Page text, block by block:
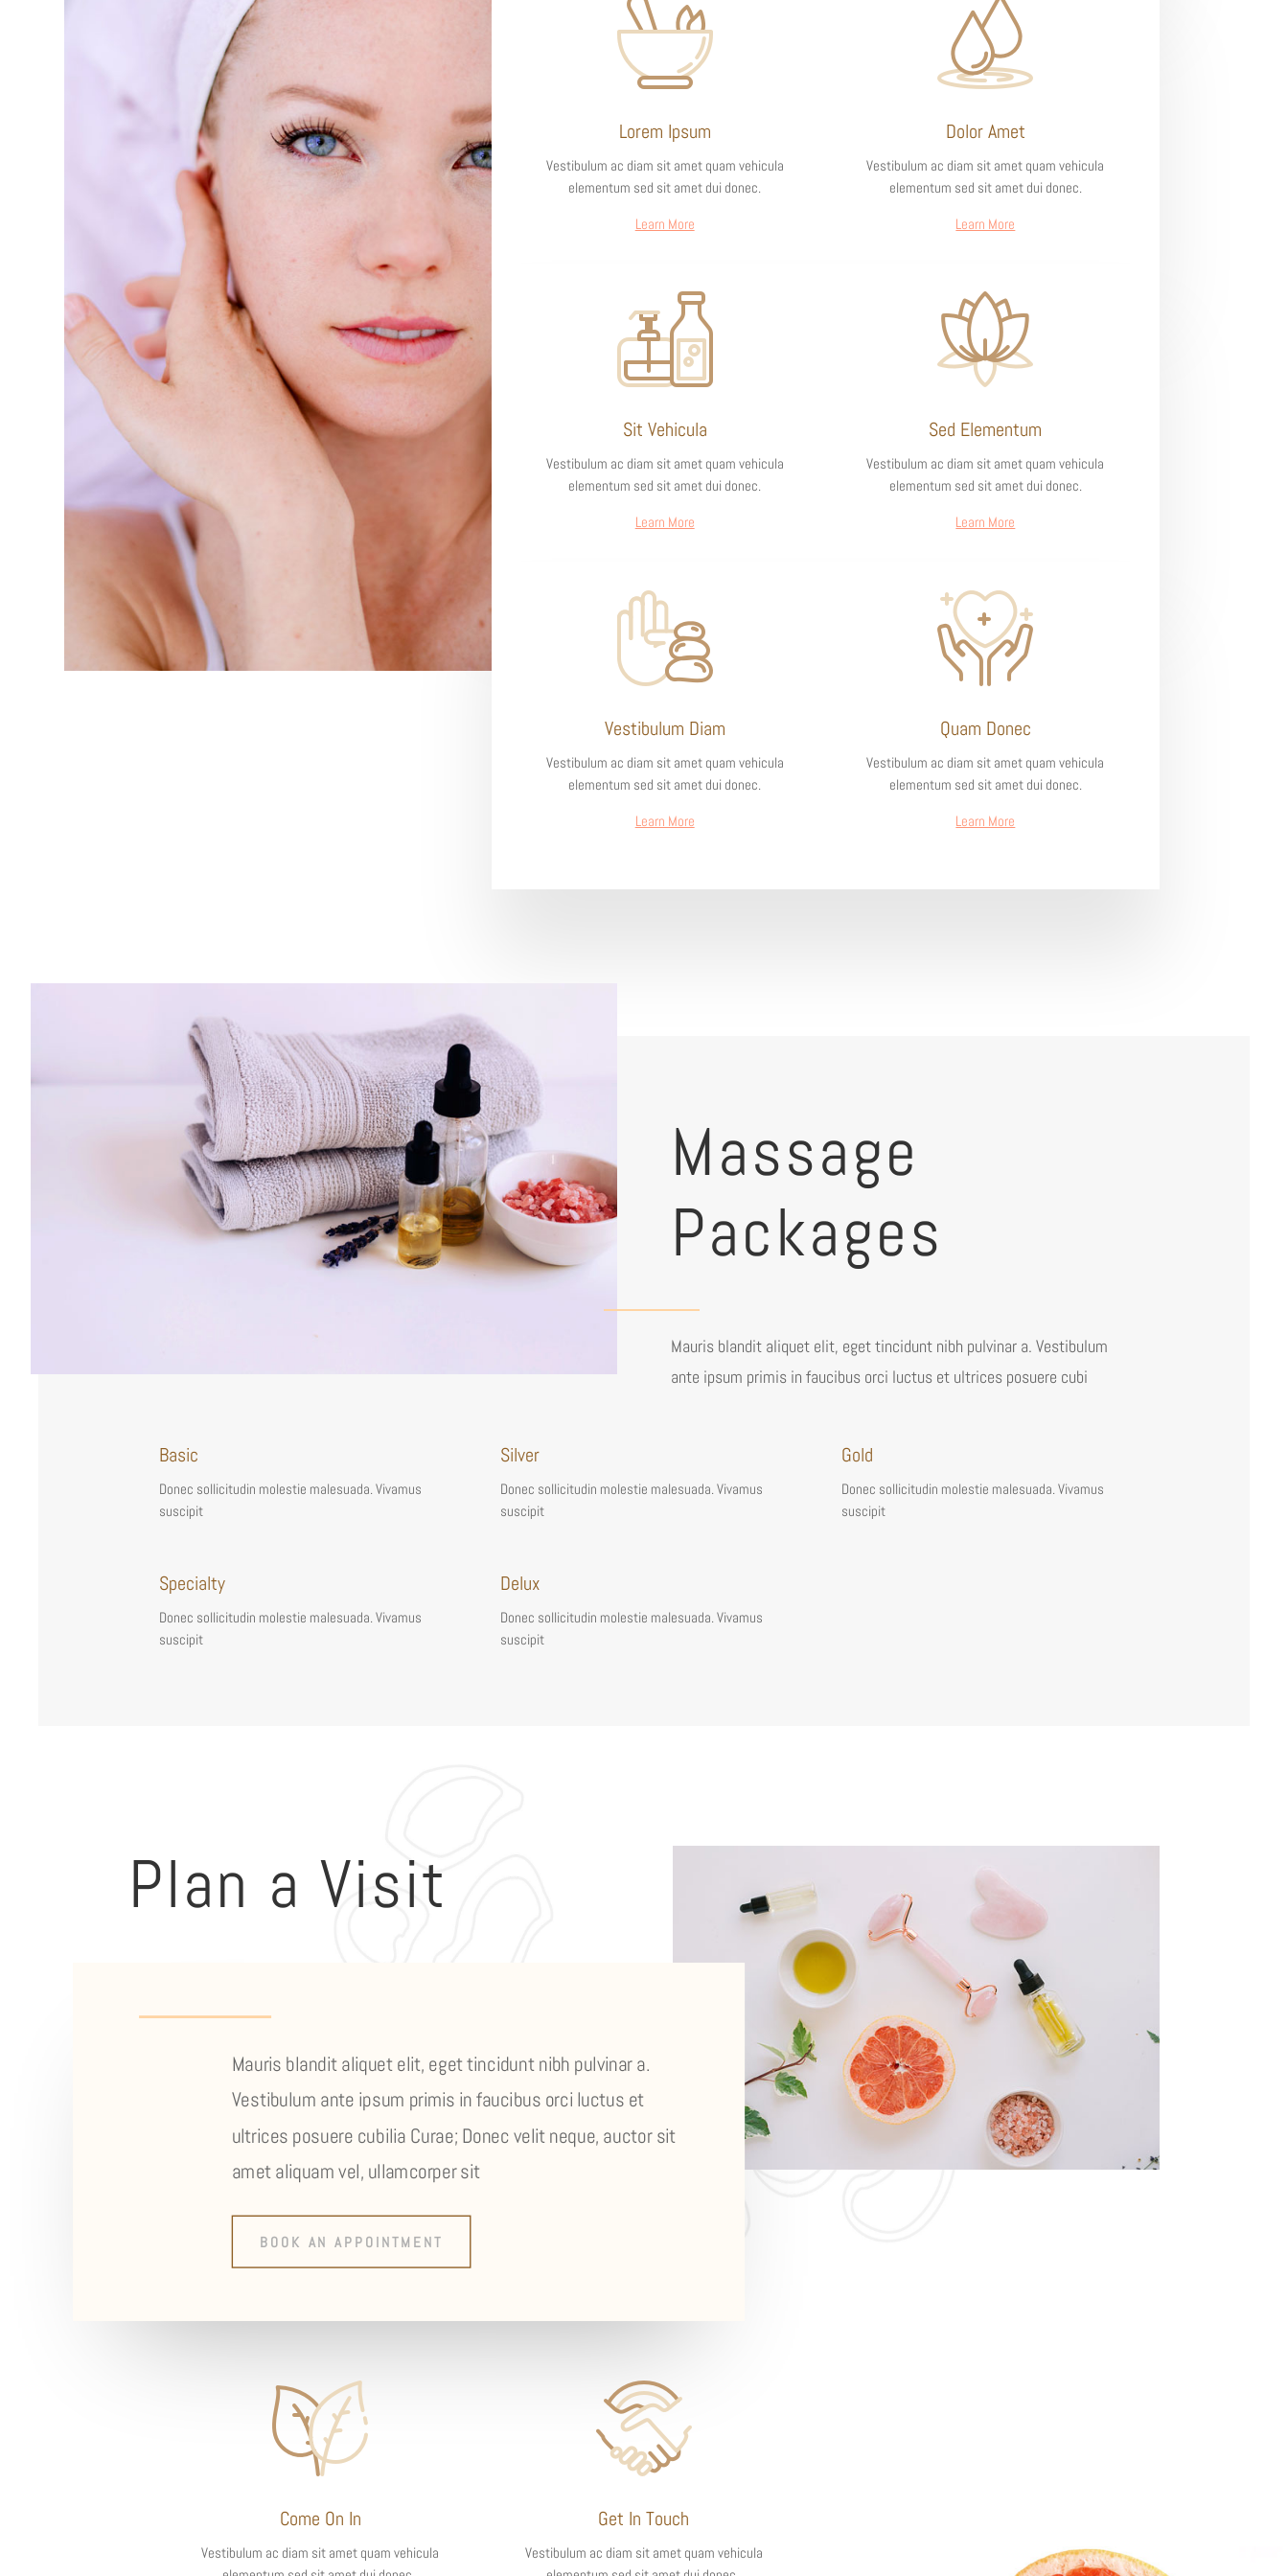
Lorem Ipsum
Vestibulum ac diam sit amet quam vehicula
elementum sed sit amet dui donec.
Learn More
Dolor Amet
Vestibulum ac diam sit amet quam vehicula
elementum sed sit amet dui donec.
Learn More
Sit Vehicula
Vestibulum ac diam sit amet quam vehicula
elementum sed sit amet dui donec.
Learn More
Sed Elementum
Vestibulum ac diam sit amet quam vehicula
elementum sed sit amet dui donec.
Learn More
Vestibulum Diam
Vestibulum ac diam sit amet quam vehicula
elementum sed sit amet dui donec.
Learn More
Quam Donec
Vestibulum ac diam sit amet quam vehicula
elementum sed sit amet dui donec.
Learn More
Massage
Packages
Mauris blandit aliquet elit, eget tincidunt nibh pulvinar a. Vestibulum
ante ipsum primis in faucibus orci luctus et ultrices posuere cubi
Basic
Donec sollicitudin molestie malesuada. Vivamus
suscipit
Silver
Donec sollicitudin molestie malesuada. Vivamus
suscipit
Gold
Donec sollicitudin molestie malesuada. Vivamus
suscipit
Specialty
Donec sollicitudin molestie malesuada. Vivamus
suscipit
Delux
Donec sollicitudin molestie malesuada. Vivamus
suscipit
Plan a Visit
Mauris blandit aliquet elit, eget tincidunt nibh pulvinar a.
Vestibulum ante ipsum primis in faucibus orci luctus et
ultrices posuere cubilia Curae; Donec velit neque, auctor sit
amet aliquam vel, ullamcorper sit
BOOK AN APPOINTMENT
Come On In
Vestibulum ac diam sit amet quam vehicula
Get In Touch
Vestibulum ac diam sit amet quam vehicula